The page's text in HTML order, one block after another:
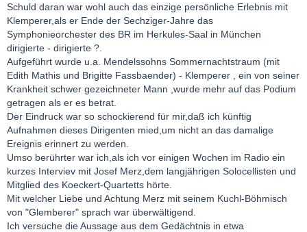
Schuld daran war wohl auch das einzige persönliche Erlebnis mit
Klemperer,als er Ende der Sechziger-Jahre das
Symphonieorchester des BR im Herkules-Saal in München
dirigierte - dirigierte ?.
Aufgeführt wurde u.a. Mendelssohns Sommernachtstraum (mit
Edith Mathis und Brigitte Fassbaender) - Klemperer , ein von seiner
Krankheit schwer gezeichneter Mann ,wurde mehr auf das Podium
getragen als er es betrat.
Der Eindruck war so schockierend für mir,daß ich künftig
Aufnahmen dieses Dirigenten mied,um nicht an das damalige
Ereignis erinnert zu werden.
Umso berührter war ich,als ich vor einigen Wochen im Radio ein
kurzes Interviev mit Josef Merz,dem langjährigen Solocellisten und
Mitglied des Koeckert-Quartetts hörte.
Mit welcher Liebe und Achtung Merz mit seinem Kuchl-Böhmisch
von "Glemberer" sprach war überwältigend.
Ich versuche die Aussage aus dem Gedächtnis in etwa